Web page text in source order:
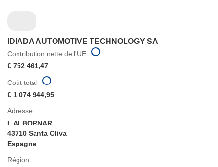
IDIADA AUTOMOTIVE TECHNOLOGY SA
Contribution nette de l'UE
€ 752 461,47
Adresse
L ALBORNAR
43710 Santa Oliva
Espagne
Région
Coût total
€ 1 074 944,95